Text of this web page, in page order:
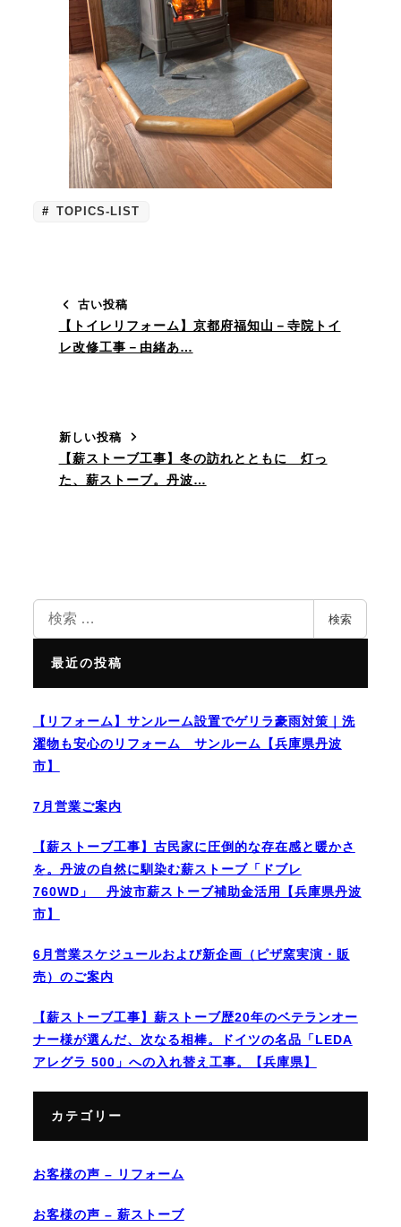
TOPICS-LIST
古い投稿
【トイレリフォーム】京都府福知山－寺院トイ
レ改修工事－由緒あ…
新しい投稿
【薪ストーブ工事】冬の訪れとともに 灯っ
た、薪ストーブ。丹波…
索
検索
最近の投稿
【リフォーム】サンルーム設置でゲリラ豪雨対策｜洗
濯物も安心のリフォーム サンルーム【兵庫県丹波
市】
7月営業ご案内
【薪ストーブ工事】古民家に圧倒的な存在感と暖かさ
を。丹波の自然に馴染む薪ストーブ「ドブレ
760WD」 丹波市薪ストーブ補助金活用【兵庫県丹波
市】
6月営業スケジュールおよび新企画（ピザ窯実演・販
売）のご案内
【薪ストーブ工事】薪ストーブ歴20年のベテランオー
ナー様が選んだ、次なる相棒。ドイツの名品「LEDA
アレグラ 500」への入れ替え工事。【兵庫県】
カテゴリー
お客様の声 – リフォーム
お客様の声 – 薪ストーブ